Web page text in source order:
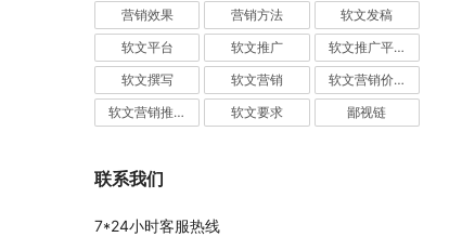
营销效果 营销方法 软文发稿
软文平台 软文推广 软文推广平台
软文撰写 软文营销 软文营销价值
软文营销推广 软文要求 鄙视链
联系我们
7*24小时客服热线